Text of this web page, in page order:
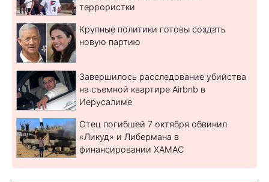
террористки
Крупные политики готовы создать
новую партию
Завершилось расследование убийства
на съемной квартире Airbnb в
Иерусалиме
Отец погибшей 7 октября обвинил
«Ликуд» и Либермана в
финансировании ХАМАС